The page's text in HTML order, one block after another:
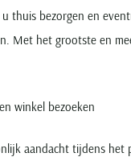
u thuis bezorgen en
Met het grootste en
winkel bezoeken
aandacht tijdens het